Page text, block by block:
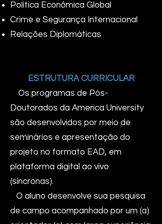
Política Econômica Global
Crime e Segurança Internacional
Relações Diplomáticas
ESTRUTURA CURRICULAR
Os programas de Pós-
Doutorados da America University
são desenvolvidos por meio de
seminários e apresentação do
projeto no formato EAD, em
plataforma digital ao vivo
(síncronas).
O aluno desenvolve sua pesquisa
de campo acompanhado por um (a)